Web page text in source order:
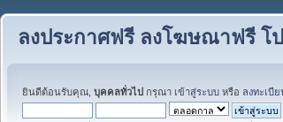
ลงประกาศฟรี ลงโฆษณาฟรี โ
ยินดีต้อนรับคุณ, บุคคลทั่วไป กรุณา เข้าสู่ระบบ หรือ ลงทะเบี